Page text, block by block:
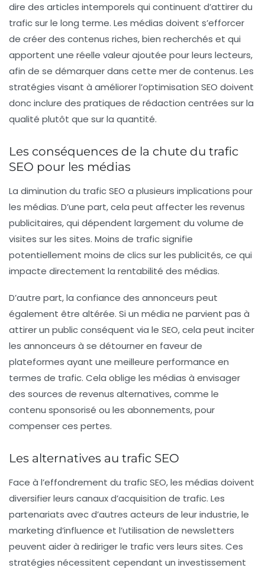
dire des articles intemporels qui continuent d’attirer du
trafic sur le long terme. Les médias doivent s’efforcer
de créer des contenus riches, bien recherchés et qui
apportent une réelle valeur ajoutée pour leurs lecteurs,
afin de se démarquer dans cette mer de contenus. Les
stratégies visant à améliorer l’optimisation SEO doivent
donc inclure des pratiques de rédaction centrées sur la
qualité plutôt que sur la quantité.
Les conséquences de la chute du trafic
SEO pour les médias
La diminution du trafic SEO a plusieurs implications pour
les médias. D’une part, cela peut affecter les revenus
publicitaires, qui dépendent largement du volume de
visites sur les sites. Moins de trafic signifie
potentiellement moins de clics sur les publicités, ce qui
impacte directement la rentabilité des médias.
D’autre part, la confiance des annonceurs peut
également être altérée. Si un média ne parvient pas à
attirer un public conséquent via le SEO, cela peut inciter
les annonceurs à se détourner en faveur de
plateformes ayant une meilleure performance en
termes de trafic. Cela oblige les médias à envisager
des sources de revenus alternatives, comme le
contenu sponsorisé ou les abonnements, pour
compenser ces pertes.
Les alternatives au trafic SEO
Face à l’effondrement du trafic SEO, les médias doivent
diversifier leurs canaux d’acquisition de trafic. Les
partenariats avec d’autres acteurs de leur industrie, le
marketing d’influence et l’utilisation de newsletters
peuvent aider à rediriger le trafic vers leurs sites. Ces
stratégies nécessitent cependant un investissement